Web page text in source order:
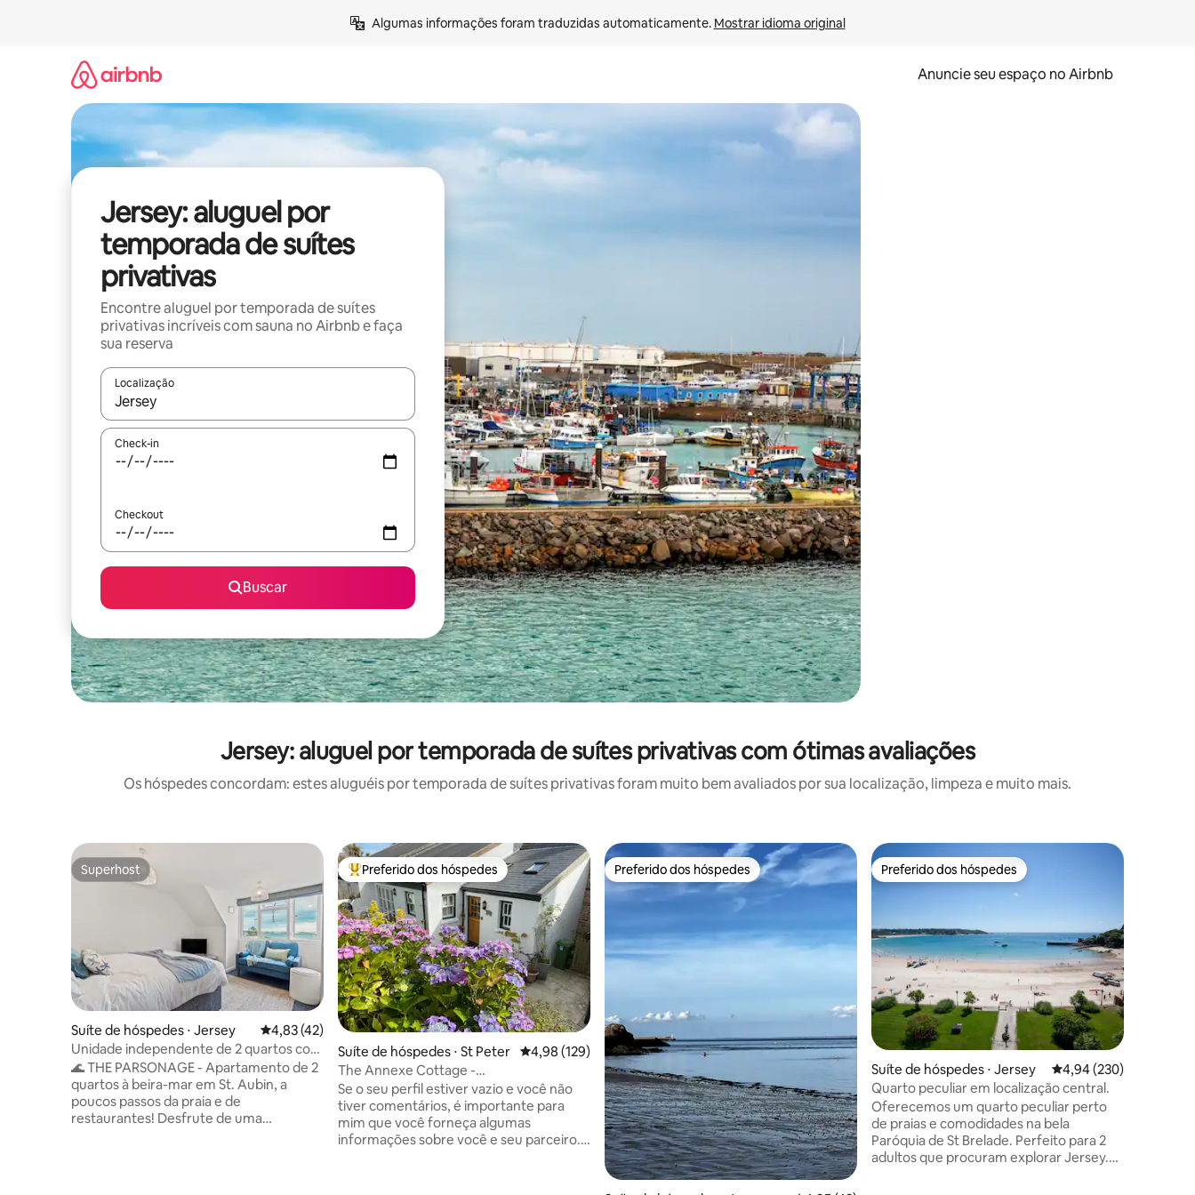
Algumas informações foram traduzidas automaticamente. Mostrar idioma original
Anuncie seu espaço no Airbnb
Jersey: aluguel por
temporada de suítes
privativas
Encontre aluguel por temporada de suítes
privativas incríveis com sauna no Airbnb e faça
sua reserva
Localização
Quando os resultados estiverem disponíveis, explore-os usando as seta para cima e para baixo do teclado ou tocando e deslizando o dedo na tela.
Check-in
Checkout
Buscar
Jersey: aluguel por temporada de suítes privativas com ótimas avaliações
Os hóspedes concordam: estes aluguéis por temporada de suítes privativas foram muito bem avaliados por sua localização, limpeza e muito mais.
Superhost
Superhost
Suíte de hóspedes ⋅ Jersey 4,83 de uma avaliação média de 5, 42 avaliações
4,83 (42)
Unidade independente de 2 quartos com
vista para o mar
🌊 THE PARSONAGE - Apartamento de 2
quartos à beira-mar em St. Aubin, a
poucos passos da praia e de
restaurantes! Desfrute de uma
Entre os melhores preferidos dos hóspedes
Preferido dos hóspedes
Suíte de hóspedes ⋅ St Peter 4,98 de uma avaliação média de 5, 129 avaliações
4,98 (129)
The Annexe Cottage -
Autoatendimento, aceita cães
Se o seu perfil estiver vazio e você não
tiver comentários, é importante para
mim que você forneça algumas
informações sobre você e seu parceiro.
Preferido dos hóspedes
Preferido dos hóspedes Preferido dos hóspedes
Preferido dos hóspedes
Suíte de hóspedes ⋅ Jersey 4,94 de uma avaliação
4,94 (230)
Quarto peculiar em localização central.
Oferecemos um quarto peculiar perto
de praias e comodidades na bela
Paróquia de St Brelade. Perfeito para 2
adultos que procuram explorar Jersey.